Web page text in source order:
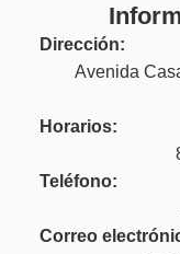
Dirección:
Avenida
Horarios:
Teléfono:
Correo